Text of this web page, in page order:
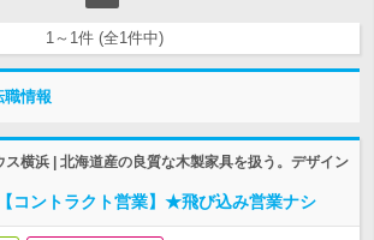
1～1件 (全1件中)
職情報
横浜 | 北海道産の良質な木製家具を扱う。デザイン
コントラクト営業】★飛び込み営業ナシ